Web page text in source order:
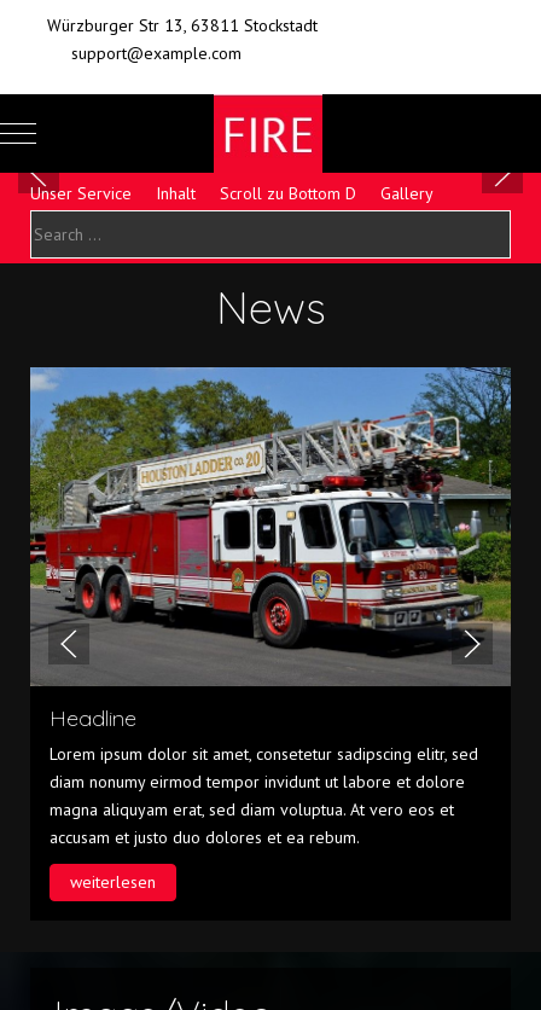
Würzburger Str 13, 63811 Stockstadt
support@example.com
Mobile Menu Toggle
Unser Service Inhalt Scroll zu Bottom D Gallery
News
Headline
Lorem ipsum dolor sit amet, consetetur sadipscing elitr, sed
diam nonumy eirmod tempor invidunt ut labore et dolore
magna aliquyam erat, sed diam voluptua. At vero eos et
accusam et justo duo dolores et ea rebum.
weiterlesen